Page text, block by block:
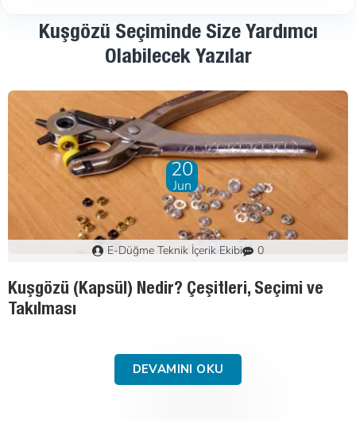
Kuşgözü Seçiminde Size Yardımcı
Olabilecek Yazılar
07
Mar
e-button 0
Kuşgözü Nasıl Takılır? Pres Makinesi ile Adım
Adım Rehber
DEVAMINI OKU